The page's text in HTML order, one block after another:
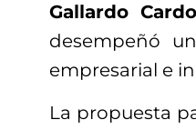
Gallardo
desempeñó
empresarial e
La propuesta